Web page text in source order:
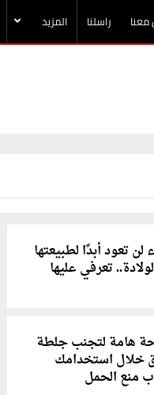
معنا راسلنا المزيد
لن تعود أبدًا لطبيعتها
تعرفي عليها
هامة لتجنب جلطة
خلال استخدامك
منع الحمل